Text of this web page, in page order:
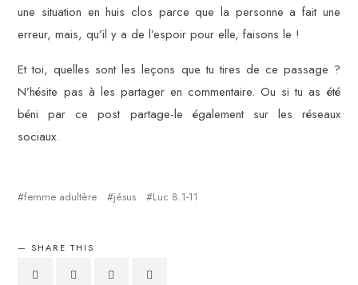
une situation en huis clos parce que la personne a fait une
erreur, mais, qu’il y a de l’espoir pour elle, faisons le !
Et toi, quelles sont les leçons que tu tires de ce passage ?
N’hésite pas à les partager en commentaire. Ou si tu as été
béni par ce post partage-le également sur les réseaux
sociaux.
femme adultère jésus Luc 8.1-11
SHARE THIS